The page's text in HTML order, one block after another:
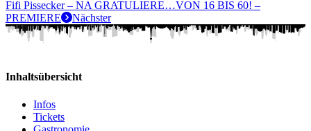
Fifi Pissecker – NA GRATULIERE…VON 16 BIS 60! –
PREMIERE
Nächster
Inhaltsübersicht
Infos
Tickets